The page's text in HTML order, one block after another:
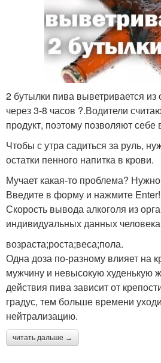
2 бутылки пива выветривается
через 3-8 часов ?.Водители
продукт, поэтому позволяют себе
Чтобы с утра садиться за руль,
остатки пенного напитка в крови.
Мучает какая-то проблема?
Введите в форму и нажмите Enter!
Скорость вывода алкоголя из
индивидуальных данных
возраста;роста;веса;пола.
Одна доза по-разному влияет на
мужчину и невысокую худенькую
действия пива зависит от
градус, тем больше времени
нейтрализацию.
читать дальше →